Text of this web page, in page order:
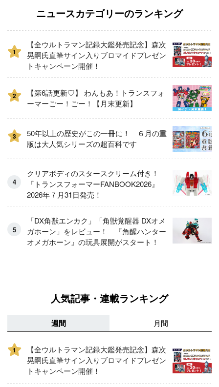
ニュースカテゴリーのランキング
1
【全ウルトラマン記録大鑑発売記念】森次
晃嗣氏直筆サイン入りブロマイドプレゼン
トキャンペーン開催！
2
【第6話更新♡】 わんもあ！トランスフォ
ーマーごー！ごー！【月末更新】
3
50年以上の歴史がこの一冊に！ ６月の重
版は大人気シリーズの超百科です
クリアボディのスタースクリーム付き！
『トランスフォーマーFANBOOK2026』
2026年７月31日発売！
「DX角獣エンカク」「角獣覚醒器 DXオメ
ガホーン」をレビュー！ 『角醒ハンター
オメガホーン』の玩具展開がスタート！
人気記事・連載ランキング
週間 月間
1
【全ウルトラマン記録大鑑発売記念】森次
晃嗣氏直筆サイン入りブロマイドプレゼン
トキャンペーン開催！